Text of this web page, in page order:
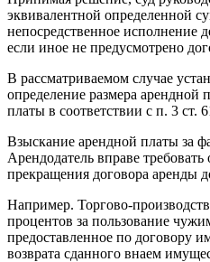
эквивалентной определенной
непосредственное исполнение
если иное не предусмотрено
В рассматриваемом случае
определение размера
платы в соответствии с п. 3 ст.
Взыскание арендной платы за
Арендодатель вправе
прекращения договора аренды
Например. Торгово-
процентов за пользование
предоставленное по договору
возврата сданного внаем